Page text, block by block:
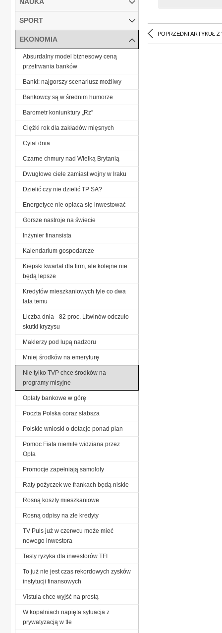
POPRZEDNI ARTYKUŁ Z
SPORT
EKONOMIA
Absurdalny model biznesowy ceną
przetrwania banków
Banki: najgorszy scenariusz możliwy
Bankowcy są w średnim humorze
Barometr koniunktury „Rz”
Ciężki rok dla zakładów mięsnych
Cytat dnia
Czarne chmury nad Wielką Brytanią
Dwugłowe ciele zamiast wojny w Iraku
Dzielić czy nie dzielić TP SA?
Energetyce nie opłaca się inwestować
Gorsze nastroje na świecie
Inżynier finansista
Kalendarium gospodarcze
Kiepski kwartał dla firm, ale kolejne nie
będą lepsze
Kredytów mieszkaniowych tyle co dwa
lata temu
Liczba dnia - 82 proc. Litwinów odczuło
skutki kryzysu
Maklerzy pod lupą nadzoru
Mniej środków na emeryturę
Nie tylko TVP chce środków na
programy misyjne
Opłaty bankowe w górę
Poczta Polska coraz słabsza
Polskie wnioski o dotacje ponad plan
Pomoc Fiata niemile widziana przez
Opla
Promocje zapełniają samoloty
Raty pożyczek we frankach będą niskie
Rosną koszty mieszkaniowe
Rosną odpisy na złe kredyty
TV Puls już w czerwcu może mieć
nowego inwestora
Testy ryzyka dla inwestorów TFI
To już nie jest czas rekordowych zysków
instytucji finansowych
Vistula chce wyjść na prostą
W kopalniach napięta sytuacja z
prywatyzacją w tle